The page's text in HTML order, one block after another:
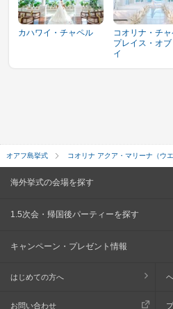
カハワイ・チャペル
コオリナ・チャ
プレイス・オブ
イ
オアフ島挙式 コオリナ アクア・マリーナ（ウ
海外挙式の会場を探す
1.5次会・帰国後パーティーを探す
キャンペーン・プレゼント情報
はじめての方へ
お問い合わせ